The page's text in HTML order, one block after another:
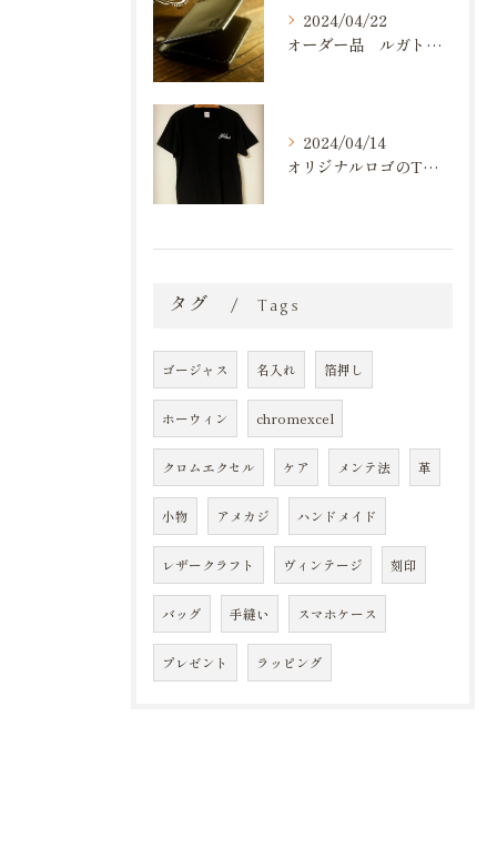
2024/04/22
オーダー品 ルガトショルダー 名刺入れ
2024/04/14
オリジナルロゴのTシャツ作りました💪
タグ Tags
ゴージャス 名入れ 箔押し
ホーウィン chromexcel
クロムエクセル ケア メンテ法 革
小物 アメカジ ハンドメイド
レザークラフト ヴィンテージ 刻印
バッグ 手縫い スマホケース
プレゼント ラッピング